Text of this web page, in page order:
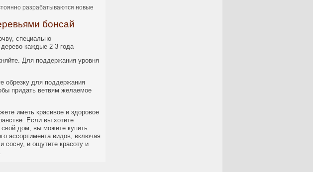
разрабатываются новые
бонсай
специально
каждые 2-3 года
Для поддержания уровня
обрезку для поддержания
придать ветвям желаемое
иметь красивое и здоровое
Если вы хотите
свой дом, вы можете купить
ассортимента видов, включая
и ощутите красоту и